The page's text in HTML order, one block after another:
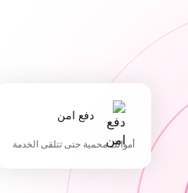
دفع امن
أموالك محمية حتى تتلقى الخدمة